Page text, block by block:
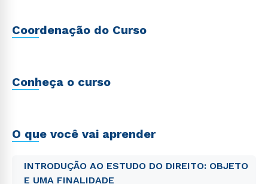
Coordenação do Curso
Conheça o curso
O que você vai aprender
INTRODUÇÃO AO ESTUDO DO DIREITO: OBJETO
E UMA FINALIDADE